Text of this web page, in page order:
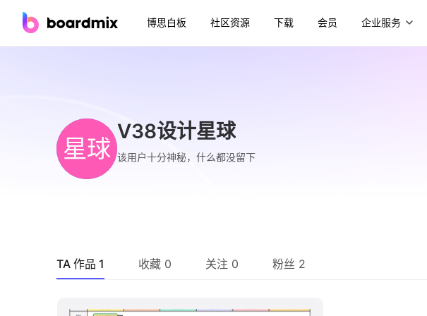
博思白板 社区资源 下载 会员 企业服务
星球
V38设计星球
该用户十分神秘，什么都没留下
TA 作品 1 收藏 0 关注 0 粉丝 2